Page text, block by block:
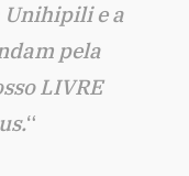
Unihipili e a
pela
LIVRE
“